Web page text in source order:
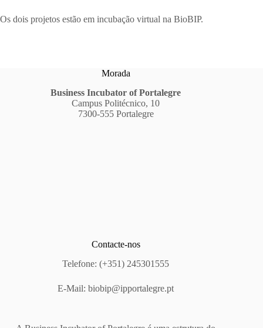
Os dois projetos estão em incubação virtual na BioBIP.
Morada
Business Incubator of Portalegre
Campus Politécnico, 10
7300-555 Portalegre
Contacte-nos
Telefone: (+351) 245301555
E-Mail:biobip@ipportalegre.pt